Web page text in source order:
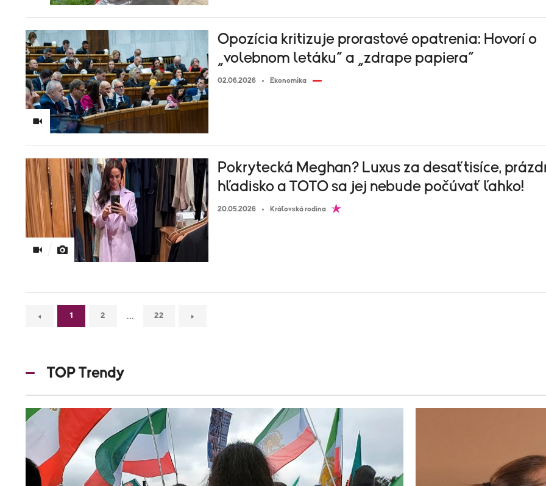
Opozícia kritizuje prorastové opatrenia: Hovorí o
„volebnom letáku“ a „zdrape papiera“
02.06.2026 Ekonomika
Pokrytecká Meghan? Luxus za desaťtisíce,
hľadisko a TOTO sa jej nebude počúvať ľahko!
20.05.2026 Kráľovská rodina
1 2 … 22
TOP Trendy